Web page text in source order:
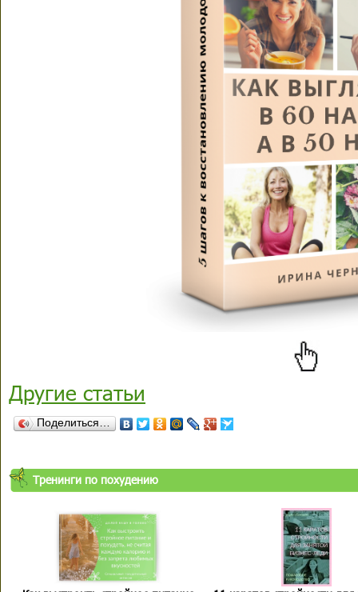
Другие статьи
Поделиться…
Тренинги по похудению